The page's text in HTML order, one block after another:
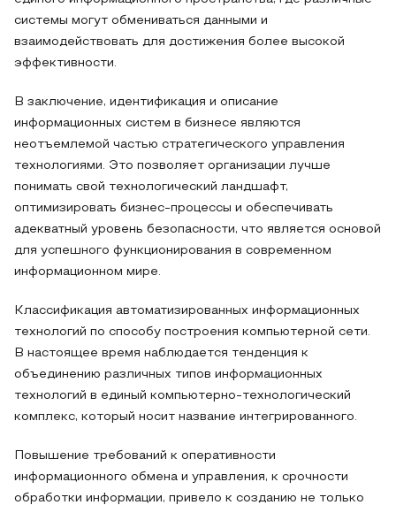
системы могут обмениваться данными и
взаимодействовать для достижения более высокой
эффективности.
В заключение, идентификация и описание
информационных систем в бизнесе являются
неотъемлемой частью стратегического управления
технологиями. Это позволяет организации лучше
понимать свой технологический ландшафт,
оптимизировать бизнес-процессы и обеспечивать
адекватный уровень безопасности, что является основой
для успешного функционирования в современном
информационном мире.
Классификация автоматизированных информационных
технологий по способу построения компьютерной сети.
В настоящее время наблюдается тенденция к
объединению различных типов информационных
технологий в единый компьютерно-технологический
комплекс, который носит название интегрированного.
Повышение требований к оперативности
информационного обмена и управления, к срочности
обработки информации, привело к созданию не только